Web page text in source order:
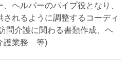
ヘルパーのパイプ役となり、
れるように調整するコーディ
問介護に関わる書類作成、ヘ
護業務 等)